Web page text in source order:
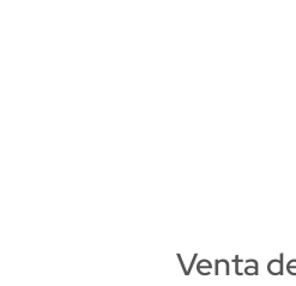
Venta